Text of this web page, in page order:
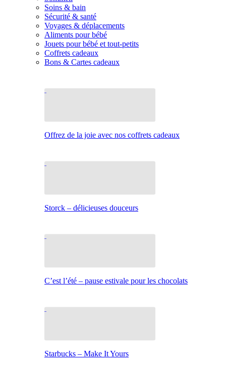
Soins & bain
Sécurité & santé
Voyages & déplacements
Aliments pour bébé
Jouets pour bébé et tout-petits
Coffrets cadeaux
Bons & Cartes cadeaux
Offrez de la joie avec nos coffrets cadeaux
Storck – délicieuses douceurs
C’est l’été – pause estivale pour les chocolats
Starbucks – Make It Yours